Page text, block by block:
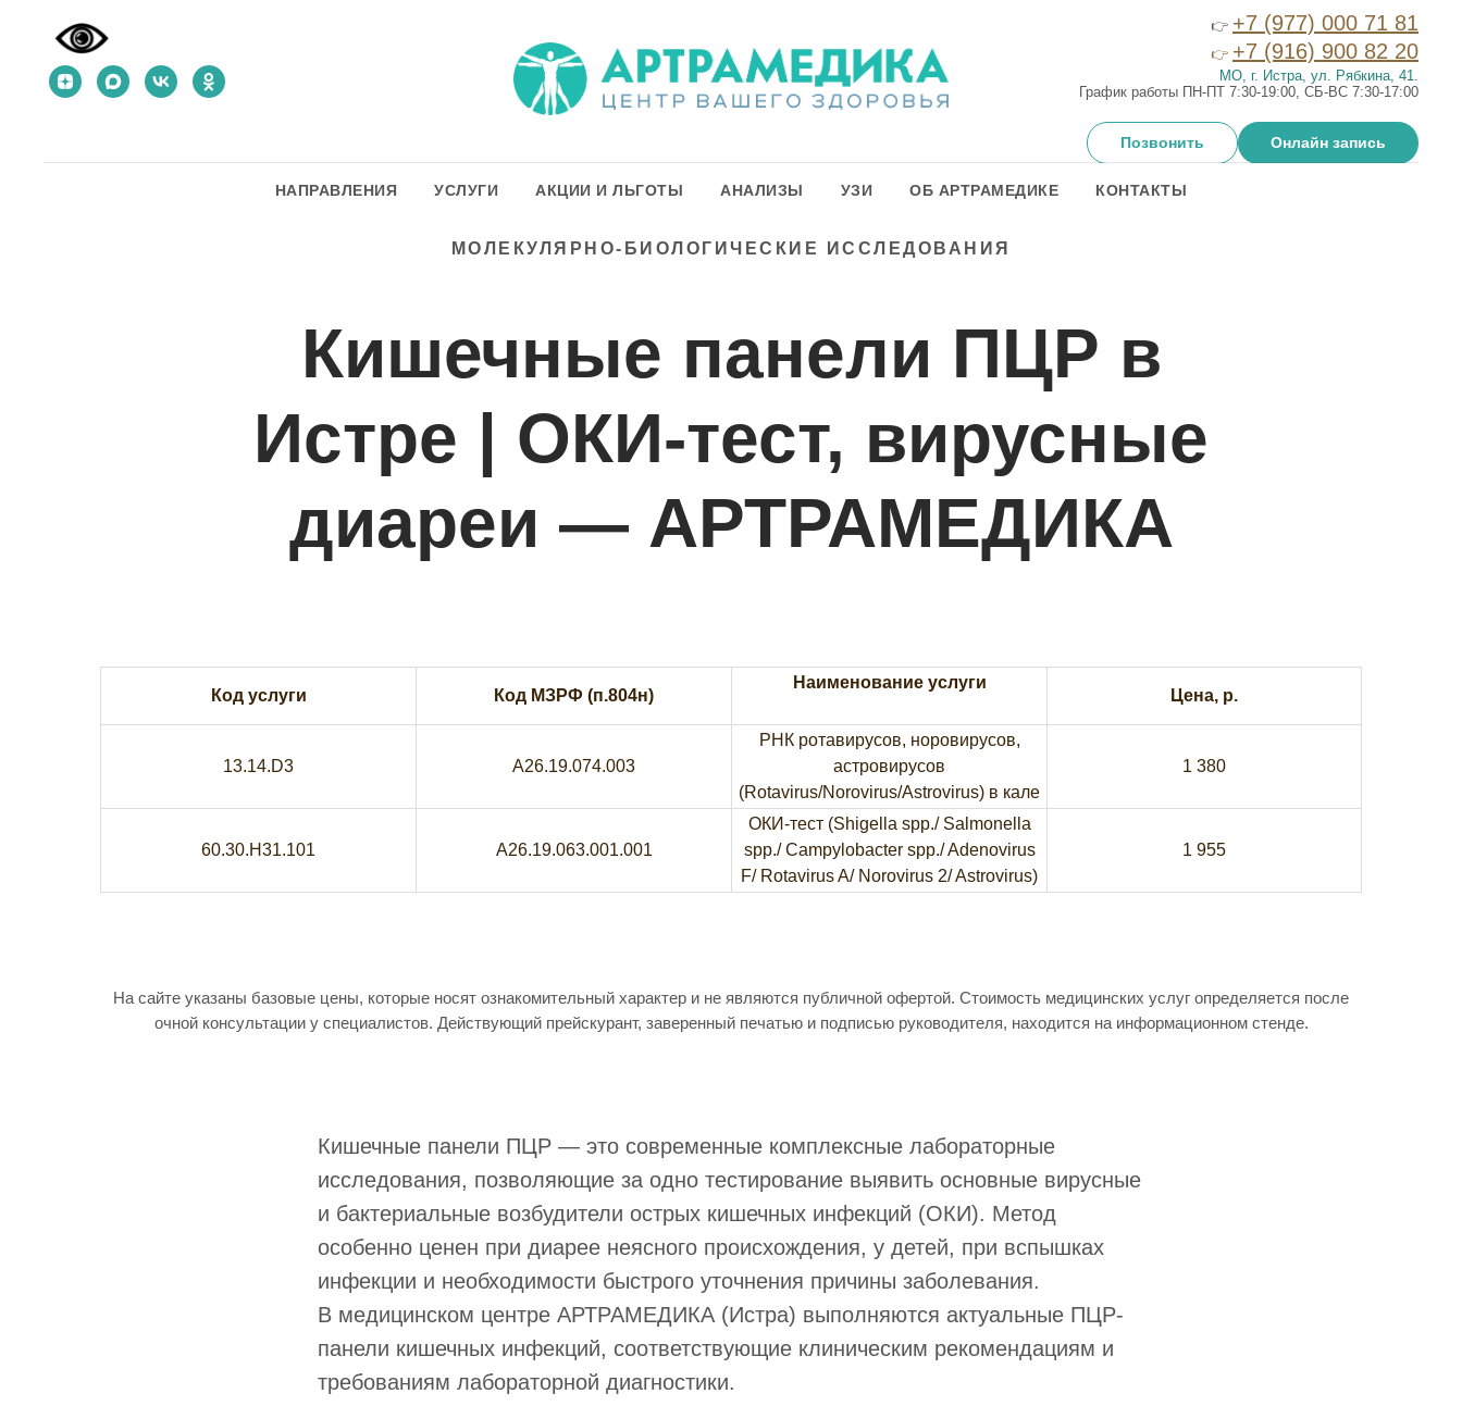
👉 +7 (977) 000 71 81
👉 +7 (916) 900 82 20
МО, г. Истра, ул. Рябкина, 41.
График работы ПН-ПТ 7:30-19:00, СБ-ВС 7:30-17:00
Позвонить Онлайн запись
НАПРАВЛЕНИЯ УСЛУГИ АКЦИИ И ЛЬГОТЫ АНАЛИЗЫ УЗИ ОБ АРТРАМЕДИКЕ КОНТАКТЫ
МОЛЕКУЛЯРНО-БИОЛОГИЧЕСКИЕ ИССЛЕДОВАНИЯ
Кишечные панели ПЦР в
Истре | ОКИ-тест, вирусные
диареи — АРТРАМЕДИКА
Код услуги Код МЗРФ (п.804н)
Наименование услуги
Цена, р.
13.14.D3 A26.19.074.003
РНК ротавирусов, норовирусов,
астровирусов
(Rotavirus/Norovirus/Astrovirus) в кале
1 380
60.30.H31.101 A26.19.063.001.001
ОКИ-тест (Shigella spp./ Salmonella
spp./ Campylobacter spp./ Adenovirus
F/ Rotavirus A/ Norovirus 2/ Astrovirus)
1 955
На сайте указаны базовые цены, которые носят ознакомительный характер и не являются публичной офертой. Стоимость медицинских услуг определяется после
очной консультации у специалистов. Действующий прейскурант, заверенный печатью и подписью руководителя, находится на информационном стенде.
Кишечные панели ПЦР — это современные комплексные лабораторные
исследования, позволяющие за одно тестирование выявить основные вирусные
и бактериальные возбудители острых кишечных инфекций (ОКИ). Метод
особенно ценен при диарее неясного происхождения, у детей, при вспышках
инфекции и необходимости быстрого уточнения причины заболевания.
В медицинском центре АРТРАМЕДИКА (Истра) выполняются актуальные ПЦР-
панели кишечных инфекций, соответствующие клиническим рекомендациям и
требованиям лабораторной диагностики.